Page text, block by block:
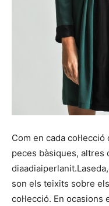
Com en cada
peces bàsiques, altres
son els teixits sobre
col·lecció. En